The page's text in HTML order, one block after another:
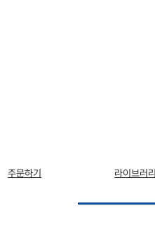
주문하기 라이브러리